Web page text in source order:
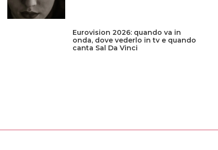
Eurovision 2026: quando va in
onda, dove vederlo in tv e quando
canta Sal Da Vinci